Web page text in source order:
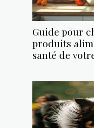
Guide pour
produits
santé de